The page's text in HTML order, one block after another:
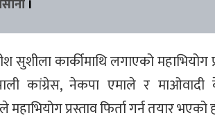
।
सुशीला कार्कीमाथि लगाएको महाभियोग
कांग्रेस, नेकपा एमाले र माओवादी
प्रस्ताव फिर्ता गर्न तयार भएको